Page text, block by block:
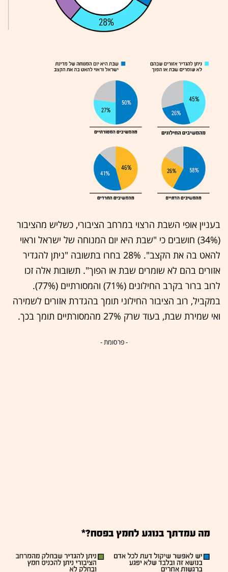
בעניין אופי השבת הרצוי במרחב הציבורי, כשליש מהציבור
(34%) חושבים כי "שבת היא יום המנוחה של ישראל וראוי
להאט בה את הקצב". 28% בחרו בתשובה "ניתן להגדיר
אזורים בהם לא שומרים שבת או הפוך". תשובות אלה זכו
לרוב ברור בקרב החילונים (71%) והמסורתיים (77%).
במקביל, רוב הציבור החילוני תומך בהגדרת אזורים לשמירה
ואי שמירת שבת, בעוד שרק 27% מהמסורתיים תומך בכך.
- פרסומת -